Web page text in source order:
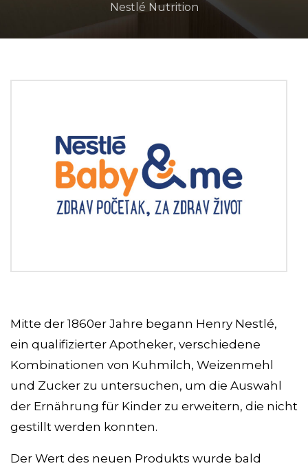
Nestlé Nutrition
Mitte der 1860er Jahre begann Henry Nestlé,
ein qualifizierter Apotheker, verschiedene
Kombinationen von Kuhmilch, Weizenmehl
und Zucker zu untersuchen, um die Auswahl
der Ernährung für Kinder zu erweitern, die nicht
gestillt werden konnten.
Der Wert des neuen Produkts wurde bald